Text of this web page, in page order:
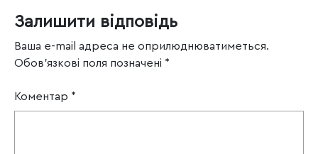
Залишити відповідь
Ваша e-mail адреса не оприлюднюватиметься.
Обов’язкові поля позначені *
Коментар *